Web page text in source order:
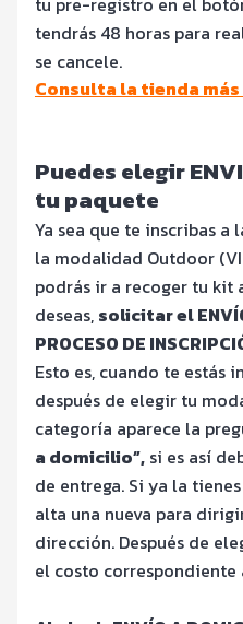
tendrás 48 horas para
se cancele.
Consulta la tienda más
Puedes elegir
tu paquete
Ya sea que te inscribas a
la modalidad Outdoor
podrás ir a recoger tu kit
deseas, solicitar el
PROCESO DE
Esto es, cuando te estás
después de elegir tu
categoría aparece la
a domicilio”, si es así
de entrega. Si ya la
alta una nueva para
dirección. Después de
el costo